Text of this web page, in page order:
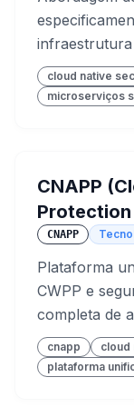
cloud native
microserviços
CNAPP
CNAPP
Plataforma
CWPP e
completa de
cnapp
cloud
plataforma